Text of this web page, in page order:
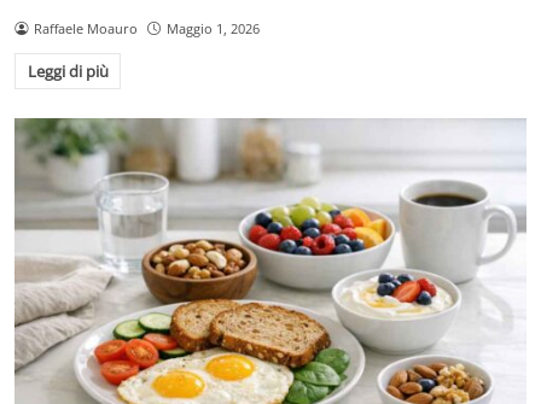
Raffaele Moauro Maggio 1, 2026
Leggi di più